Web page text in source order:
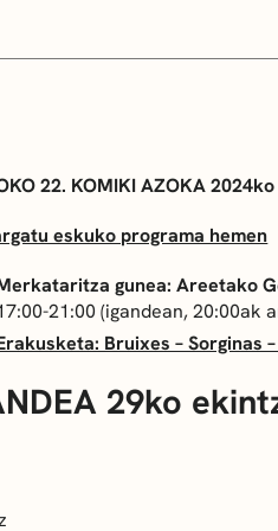
22. KOMIKI AZOKA
eskuko programa hemen
gunea: Areetako
21:00 (igandean, 20:00ak
Bruixes – Sorginas
29ko